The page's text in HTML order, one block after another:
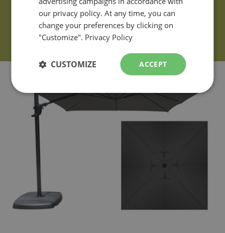
our privacy policy. At any time, you can
change your preferences by clicking on
"Customize". Privacy Policy
ACCEPT
CUSTOMIZE